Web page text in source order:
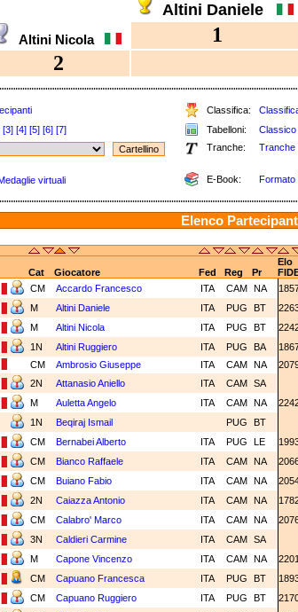
Altini Daniele
Altini Nicola 1
2
Classifica:
[3] [4] [5] [6] [7] Tabelloni: Classico
Tranche: Tranche
virtuali E-Book: Formato
Elenco
Elo
Cat Giocatore Fed Reg Pr
CM Accardo Francesco ITA CAM NA
M Altini Daniele ITA PUG BT
M Altini Nicola ITA PUG BT
1N Altini Ruggiero ITA PUG BA
CM Ambrosio Giuseppe ITA CAM NA
2N Attanasio Aniello ITA CAM SA
M Auletta Angelo ITA CAM NA
1N Beqiraj Ismail PUG BT
CM Bernabei Alberto ITA PUG LE
CM Bianco Raffaele ITA CAM NA
CM Buiano Fabio ITA CAM NA
2N Caiazza Antonio ITA CAM NA
CM Calabro' Marco ITA CAM NA
3N Caldieri Carmine ITA CAM SA
M Capone Vincenzo ITA CAM NA 2201
CM Capuano Francesca ITA PUG BT
CM Capuano Ruggiero ITA PUG BT